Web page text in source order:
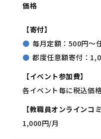
価格
【寄付】
毎月定額：500円～
都度任意額寄付：
【イベント参加費】
各イベント毎に税込価
【教職員オンラインコ
1,000円/月